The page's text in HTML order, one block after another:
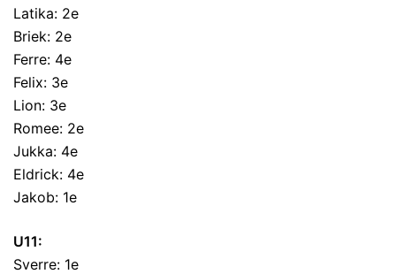
Latika: 2e
Briek: 2e
Ferre: 4e
Felix: 3e
Lion: 3e
Romee: 2e
Jukka: 4e
Eldrick: 4e
Jakob: 1e
U11:
Sverre: 1e